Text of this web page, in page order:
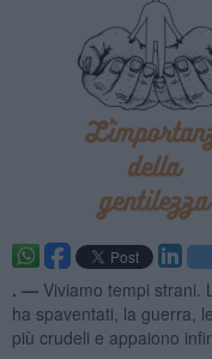
. — Viviamo tempi strani.
ha spaventati, la guerra,
più crudeli e appaiono